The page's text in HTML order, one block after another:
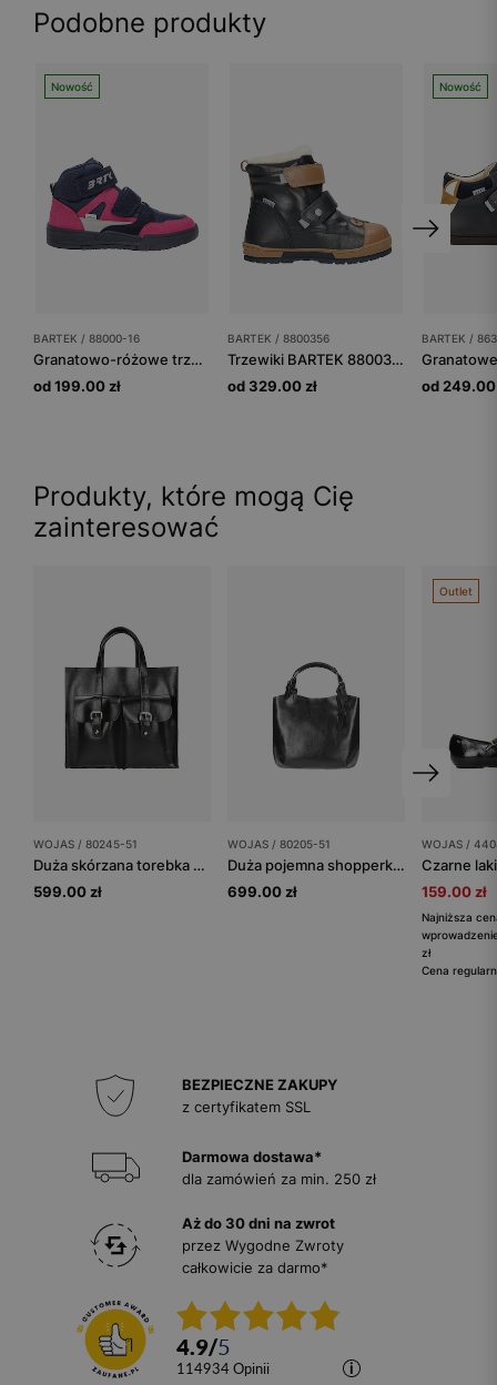
Podobne produkty
Nowość
BARTEK / 88000-16
Granatowo-różowe trzewiki dla dziewczynki z mikrofibry i materiału tekstylnego BARTEK 88000-16
od 199.00 zł
BARTEK / 8800356
Trzewiki BARTEK 88003-56, granatowo-brązowe
od 329.00 zł
Nowość
BARTEK /
od 249.00
Produkty, które mogą Cię
zainteresować
WOJAS / 80245-51
Duża skórzana torebka damska w kolorze czarnym
599.00 zł
WOJAS / 80205-51
Duża pojemna shopperka damska w kolorze czarnym
699.00 zł
Outlet
WOJAS /
159.00 zł
Najniższa
zł
Cena
BEZPIECZNE ZAKUPY
z certyfikatem SSL
Darmowa dostawa*
dla zamówień za min. 250 zł
Aż do 30 dni na zwrot
przez Wygodne Zwroty
całkowicie za darmo*
4.9/5
114934 opinii